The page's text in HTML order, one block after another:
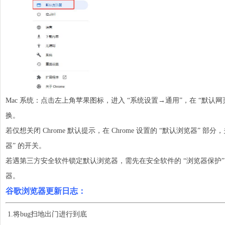
Mac 系统：点击左上角苹果图标，进入 “系统设置→通用”，在 “默认
换。
若仅想关闭 Chrome 默认提示，在 Chrome 设置的 “默认浏览器” 部分
器” 的开关。
若遇第三方安全软件锁定默认浏览器，需先在安全软件的 “浏览器保
器。
谷歌浏 览器更新日志：
1.将bug扫地出门进行到底